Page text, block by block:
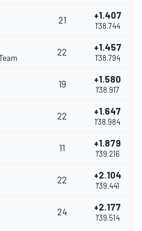
21 +1.407
1'38.744
22 +1.457
1'38.794
19 +1.580
1'38.917
22 +1.647
1'38.984
11 +1.879
1'39.216
22 +2.104
1'39.441
24 +2.177
1'39.514